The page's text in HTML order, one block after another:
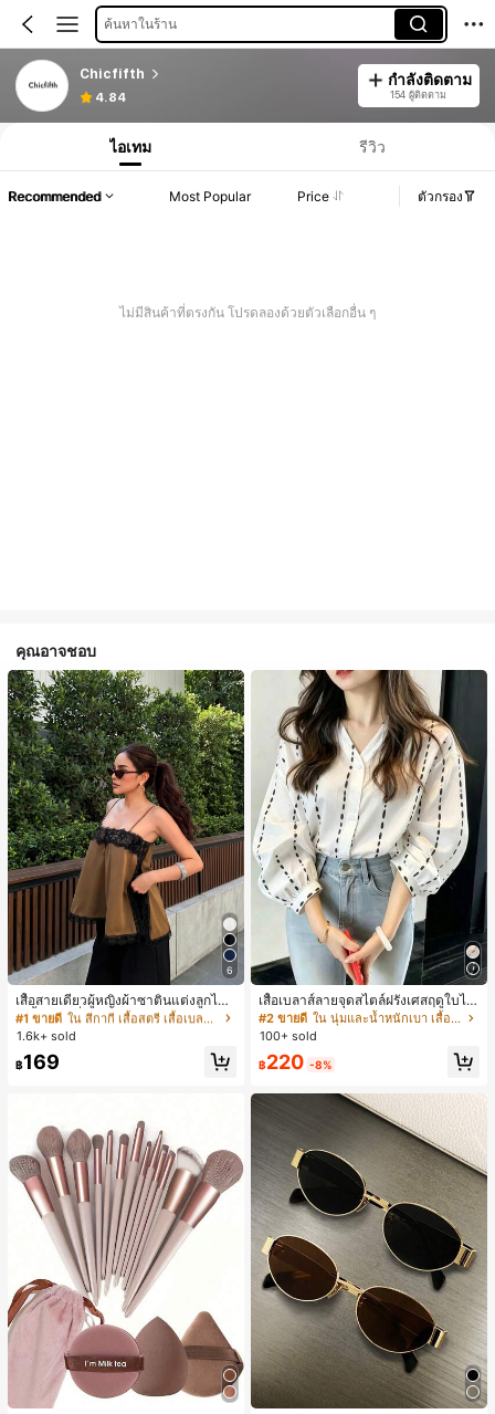
ค้นหาในร้าน
Chicfifth
4.84
กำลังติดตาม
154 ผู้ติดตาม
ไอเทม รีวิว
Recommended Most Popular Price ตัวกรอง
ไม่มีสินค้าที่ตรงกัน โปรดลองด้วยตัวเลือกอื่น ๆ
คุณอาจชอบ
6
เสื้อสายเดี่ยวผู้หญิงผ้าซาตินแต่งลูกไม้
- เสื้อสายเดี่ยวฤดูร้อนสีคากีมีรอยผ่าด้า
นข้างที่น่าดึงดูดแบบสบายๆ
#1 ขายดี
ใน สีกากี เสื้อสตรี เสื้อเบลาส์ & Tee
ลูกค้ากลับมาซื้อซ้ำ!
#1 ขายดี
ใน สีกากี เสื้อสตรี เสื้อเบลาส์ & Tee
ลูกค้ากลับมาซื้อซ้ำ!
#1 ขายดี
ใน สีกากี เสื้อสตรี เสื้อเบลาส์ & Tee
ลูกค้ากลับมาซื้อซ้ำ!
#1 ขายดี
ใน สีกากี เสื้อสตรี เสื้อเบลาส์ & Tee
1.6k+ sold
฿169
เสื้อเบลาส์ลายจุดสไตล์ฝรั่งเศสฤดูใบไม้
ร่วง, ทรงเข้ารูป, แขนยาวคอวี, สไตล์ให
ม่ฤดูใบไม้ผลิ, ป้องกันแสงแดด, ใส่ไป
#2 ขายดี
ใน นุ่มและน้ำหนักเบา เสื้อสตรี เสื้อเบลาส์ & Tee
100+ sold
฿220 -8%